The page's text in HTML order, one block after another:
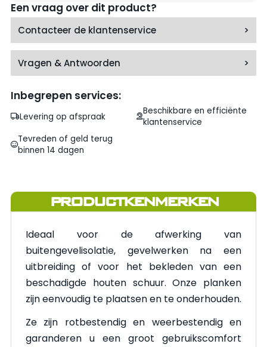
Een vraag over dit product?
Contacteer de klantenservice >
Vragen & Antwoorden >
Inbegrepen services:
Levering op afspraak
Beschikbare en efficiënte
klantenservice
Tevreden of geld terug
binnen 14 dagen
PRODUCTKENMERKEN
Ideaal voor de afwerking van
buitengevelisolatie, gevelwerken na een
uitbreiding of voor het bekleden van een
beschadigde houten schuur. Onze planken
zijn eenvoudig te plaatsen en te onderhouden.
Ze zijn rotbestendig en weerbestendig en
garanderen u een groot gebruikscomfort